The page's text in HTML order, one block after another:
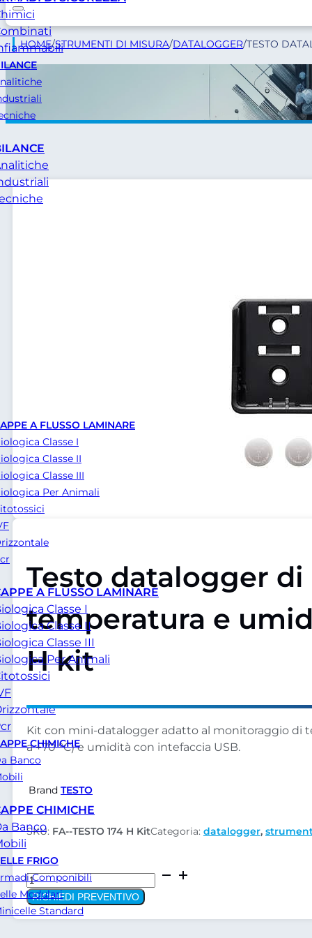
A FLUSSO LAMINARE
Classe I
Classe II
Classe III
Per Animali
A FLUSSO LAMINARE
Classe I
Classe II
Classe III
Per Animali
CHIMICHE
Banco
CHIMICHE
Banco
FRIGO
Componibili
Modulari
Standard
HOME/STRUMENTI DI MISURA/DATALOGGER/TESTO
Testo datalogger di
temperatura e
H kit
Kit con mini-datalogger adatto al monitoraggio di
a +70 °C) e umidità con intefaccia USB.
Brand TESTO
SKU: FA--TESTO 174 H KitCategoria: datalogger,
Testo
datalogger
di
RICHIEDI PREVENTIVO